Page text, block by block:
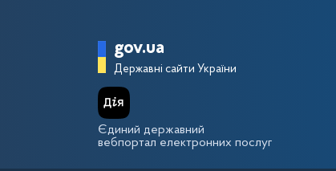
Головна сторінка
gov.ua
Державні сайти України
Єдиний державний
вебпортал електронних послуг